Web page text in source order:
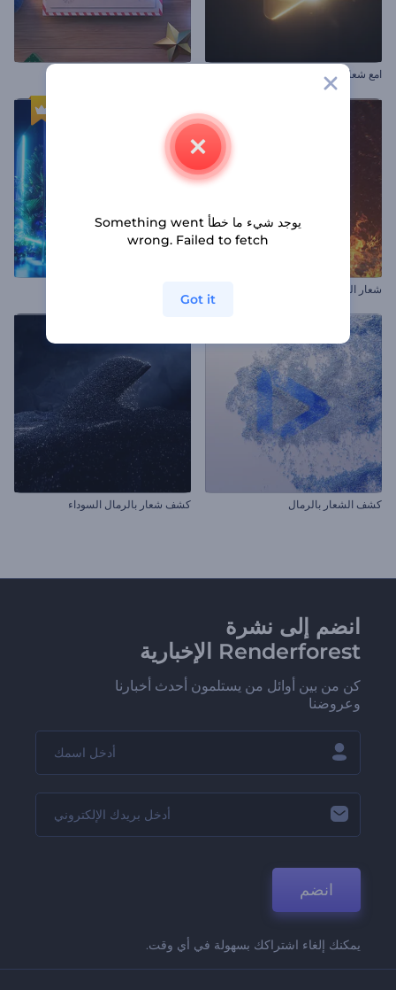
امع شعار معدني
شعار النار
كشف الشعار بالرمال كشف شعار بالرمال السوداء
انضم إلى نشرة
Renderforest الإخبارية
كن من بين أوائل من يستلمون أحدث أخبارنا
وعروضنا
انضم
يمكنك إلغاء اشتراكك بسهولة في أي وقت.
يوجد شيء ما خطأ Something went
wrong. Failed to fetch
Got it